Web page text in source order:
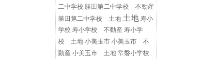
二中学校 勝田第二中学校 不動産
勝田第二中学校 土地 土地 寿小
学校 寿小学校 不動産 寿小学
校 土地 小美玉市 小美玉市 不
動産 小美玉市 土地 常磐小学校